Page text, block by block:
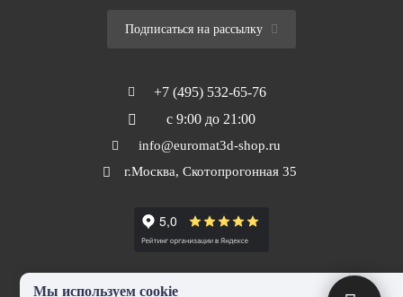
Подписаться на рассылку
+7 (495) 532-65-76
с 9:00 до 21:00
info@euromat3d-shop.ru
г.Москва, Скотопрогонная 35
Мы используем cookie